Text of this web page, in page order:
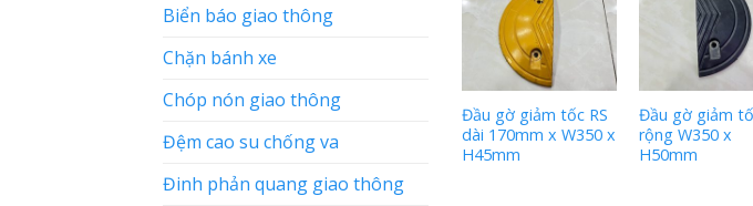
Biển báo giao thông
Chặn bánh xe
Chóp nón giao thông
Đệm cao su chống va
Đinh phản quang giao thông
Đầu gờ giảm tốc RS
dài 170mm x W350 x
H45mm
Đầu gờ giảm
rộng W350 x
H50mm